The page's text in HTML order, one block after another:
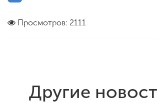
Просмотров: 2111
Другие